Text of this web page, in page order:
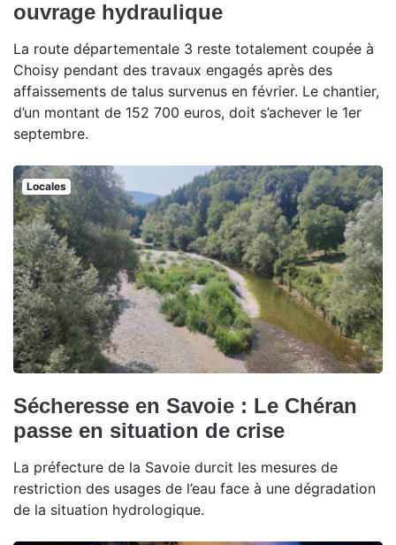
ouvrage hydraulique
La route départementale 3 reste totalement coupée à
Choisy pendant des travaux engagés après des
affaissements de talus survenus en février. Le chantier,
d’un montant de 152 700 euros, doit s’achever le 1er
septembre.
Locales
Sécheresse en Savoie : Le Chéran
passe en situation de crise
La préfecture de la Savoie durcit les mesures de
restriction des usages de l’eau face à une dégradation
de la situation hydrologique.